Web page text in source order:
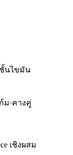
ชั้นไขมัน
ม·คางคู่
เชิงผสม